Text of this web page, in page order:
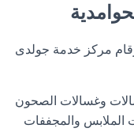
مركز خدمة جولدى
وغسالات الصحون
الملابس والمجففات